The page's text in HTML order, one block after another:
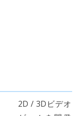
2D / 3Dビデオ